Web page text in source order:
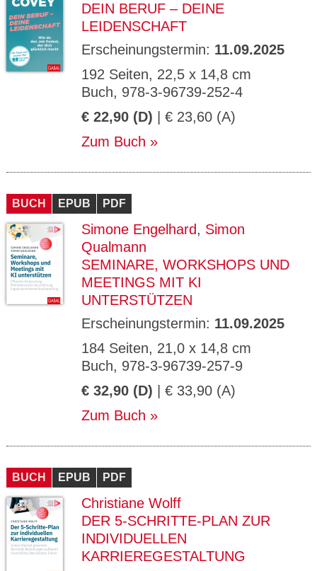
DEIN BERUF – DEINE
LEIDENSCHAFT
Erscheinungstermin: 11.09.2025
192 Seiten, 22,5 x 14,8 cm
Buch, 978-3-96739-252-4
€ 22,90 (D) | € 23,60 (A)
Zum Buch
BUCH EPUB PDF
Simone Engelhard, Simon
Qualmann
SEMINARE, WORKSHOPS UND
MEETINGS MIT KI
UNTERSTÜTZEN
Erscheinungstermin: 11.09.2025
184 Seiten, 21,0 x 14,8 cm
Buch, 978-3-96739-257-9
€ 32,90 (D) | € 33,90 (A)
Zum Buch
BUCH EPUB PDF
Christiane Wolff
DER 5-SCHRITTE-PLAN ZUR
INDIVIDUELLEN
KARRIEREGESTALTUNG